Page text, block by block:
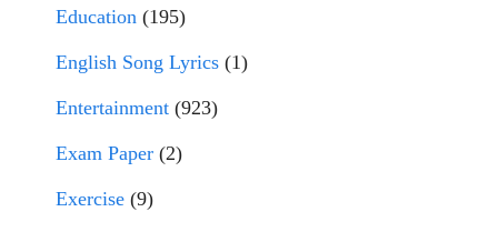
Education (195)
English Song Lyrics (1)
Entertainment (923)
Exam Paper (2)
Exercise (9)